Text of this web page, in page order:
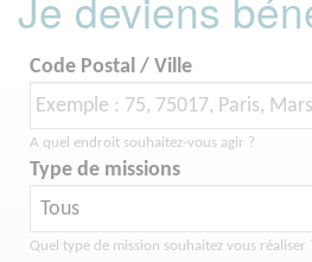
Code Postal / Ville
A quel endroit souhaitez-vous agir ?
Type de missions
Quel type de mission souhaitez vous réaliser